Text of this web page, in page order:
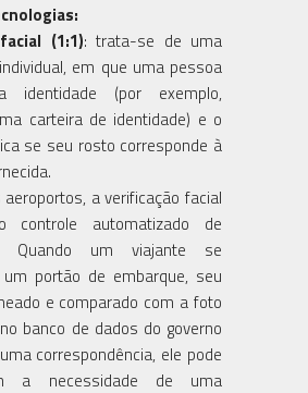
(1:1): trata-se de uma
em que uma pessoa
identidade (por exemplo,
carteira de identidade) e o
se seu rosto corresponde à
aeroportos, a verificação facial
controle automatizado de
Quando um viajante se
portão de embarque, seu
e comparado com a foto
banco de dados do governo
correspondência, ele pode
a necessidade de uma